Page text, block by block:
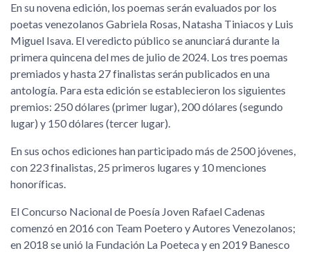
En su novena edición, los poemas serán evaluados por los
poetas venezolanos Gabriela Rosas, Natasha Tiniacos y Luis
Miguel Isava. El veredicto público se anunciará durante la
primera quincena del mes de julio de 2024. Los tres poemas
premiados y hasta 27 finalistas serán publicados en una
antología. Para esta edición se establecieron los siguientes
premios: 250 dólares (primer lugar), 200 dólares (segundo
lugar) y 150 dólares (tercer lugar).
En sus ochos ediciones han participado más de 2500 jóvenes,
con 223 finalistas, 25 primeros lugares y 10 menciones
honoríficas.
El Concurso Nacional de Poesía Joven Rafael Cadenas
comenzó en 2016 con Team Poetero y Autores Venezolanos;
en 2018 se unió la Fundación La Poeteca y en 2019 Banesco